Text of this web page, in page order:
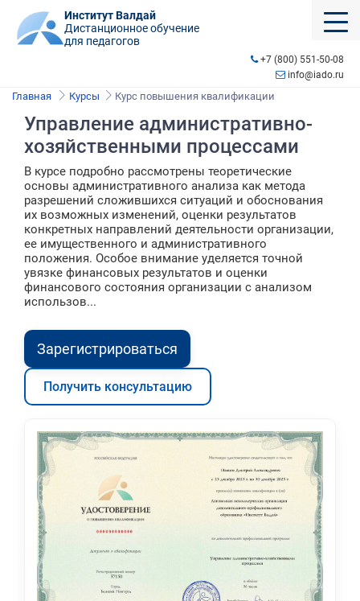
Институт Валдай
Дистанционное обучение
для педагогов
+7 (800) 551-50-08
info@iado.ru
Главная Курсы Курс повышения квалификации
Управление административно-
хозяйственными процессами
В курсе подробно рассмотрены теоретические
основы административного анализа как метода
разрешений сложившихся ситуаций и обоснования
их возможных изменений, оценки результатов
конкретных направлений деятельности организации,
ее имущественного и административного
положения. Особое внимание уделяется точной
увязке финансовых результатов и оценки
финансового состояния организации с анализом
использов...
Зарегистрироваться
Получить консультацию